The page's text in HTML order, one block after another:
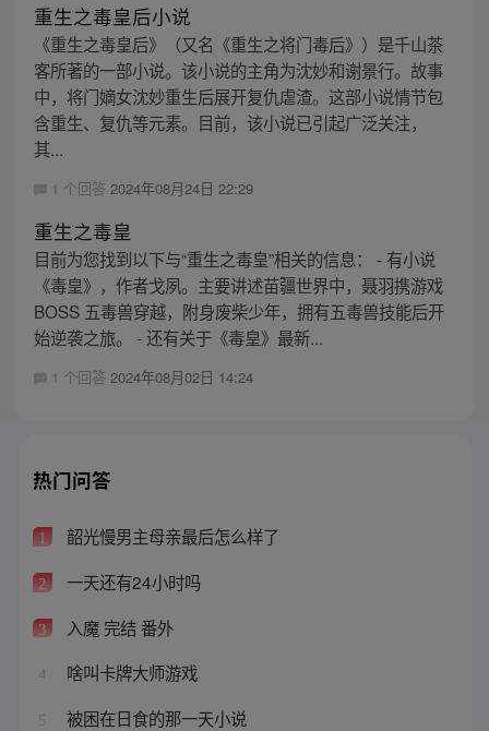
重生之毒皇后小说
《重生之毒皇后》（又名《重生之将门毒后》）是千山茶
客所著的一部小说。该小说的主角为沈妙和谢景行。故事
中，将门嫡女沈妙重生后展开复仇虐渣。这部小说情节包
含重生、复仇等元素。目前，该小说已引起广泛关注，
其...
1 个回答 2024年08月24日 22:29
重生之毒皇
目前为您找到以下与“重生之毒皇”相关的信息： - 有小说
《毒皇》，作者戈夙。主要讲述苗疆世界中，聂羽携游戏
BOSS 五毒兽穿越，附身废柴少年，拥有五毒兽技能后开
始逆袭之旅。 - 还有关于《毒皇》最新...
1 个回答 2024年08月02日 14:24
热门问答
1 韶光慢男主母亲最后怎么样了
2 一天还有24小时吗
3 入魔 完结 番外
4 啥叫卡牌大师游戏
5 被困在日食的那一天小说